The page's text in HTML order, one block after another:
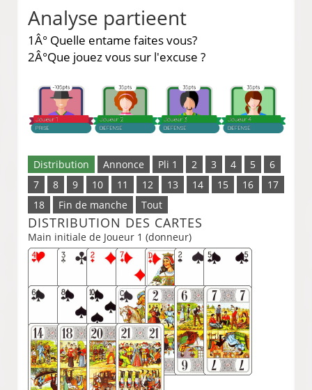
Analyse partieent
1Â° Quelle entame faites vous?
2Â°Que jouez vous sur l'excuse ?
Distribution Annonce Pli 1 2 3 4 5
6
7
8 9 10 11 12 13 14 15 16
17
18
Fin de manche Tout
DISTRIBUTION DES CARTES
Main initiale de Joueur 1 (donneur)